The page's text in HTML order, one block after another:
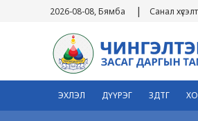
2026-08-08, Бямба | Санал хүсэлт
ЭХЛЭЛ ДҮҮРЭГ ЗДТГ